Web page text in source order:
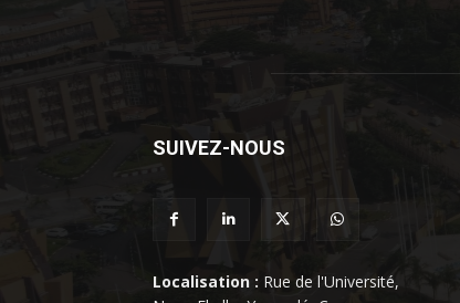
SUIVEZ-NOUS
Localisation : Rue de l'Université,